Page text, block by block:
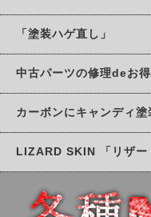
「塗装ハゲ直し」
中古パーツの修理deお
カーボンにキャンディ
LIZARD SKIN 「リザー